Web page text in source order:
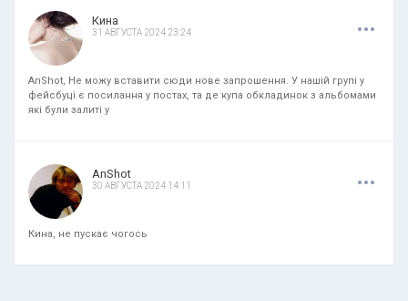
Кина
31 АВГУСТА 2024 23:24 ...
AnShot, Не можу вставити сюди нове запрошення. У нашій групі у
фейсбуці є посилання у постах, та де купа обкладинок з альбомами
які були залиті у
AnShot
30 АВГУСТА 2024 14:11 ...
Кина, не пускає чогось